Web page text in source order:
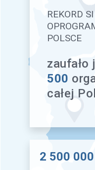
REKORD
POLSCE
zaufało
500
całej
2 500 000